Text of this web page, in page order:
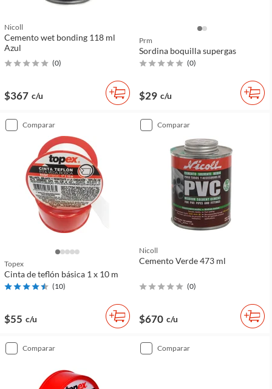
Nicoll
Cemento wet bonding 118 ml
Azul
(0)
$367 c/u
Prm
Sordina boquilla supergas
(0)
$29 c/u
comparar
Topex
Cinta de teflón básica 1 x 10 m
(10)
$55 c/u
comparar
Nicoll
Cemento Verde 473 ml
(0)
$670 c/u
comparar comparar